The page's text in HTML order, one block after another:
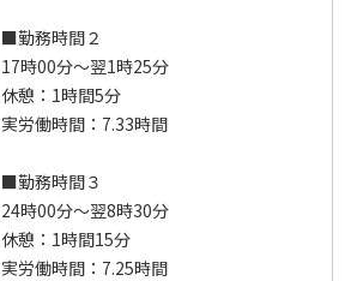
■勤務時間２
17時00分～翌1時25分
休憩：1時間5分
実労働時間：7.33時間
■勤務時間３
24時00分～翌8時30分
休憩：1時間15分
実労働時間：7.25時間